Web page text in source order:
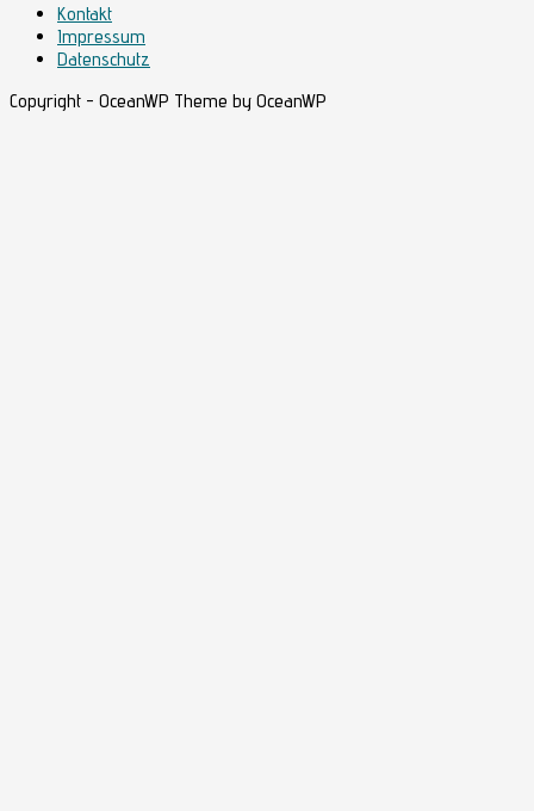
Kontakt
Impressum
Datenschutz
Copyright - OceanWP Theme by OceanWP